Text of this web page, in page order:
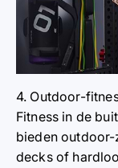
4. Outdoor-
Fitness in de
bieden
decks of